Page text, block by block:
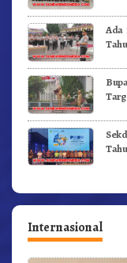
Ada
Internasional